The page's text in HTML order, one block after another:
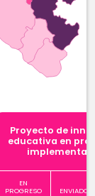
Proyecto de
educativa en
EN
PROGRESO
ENVIADOS